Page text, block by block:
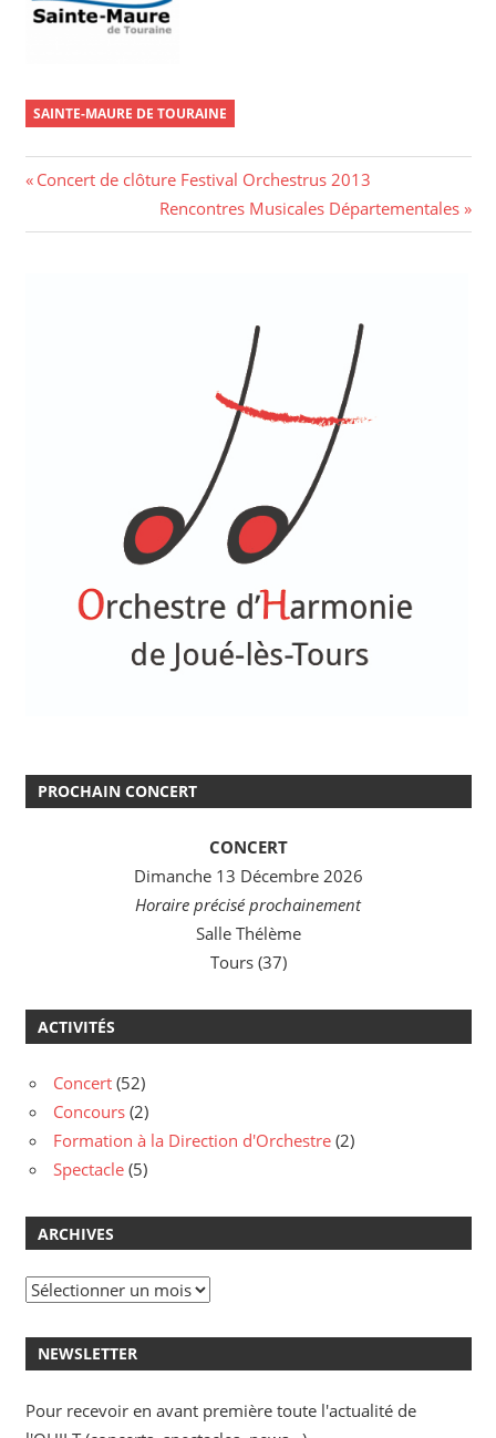
SAINTE-MAURE DE TOURAINE
Navigation
de
Previous
Concert de clôture Festival Orchestrus 2013
Next
Post:
Rencontres Musicales Départementales
PROCHAIN CONCERT
CONCERT
Dimanche 13 Décembre 2026
Horaire précisé prochainement
Salle Thélème
Tours (37)
ACTIVITÉS
Concert (52)
Concours (2)
Formation à la Direction d'Orchestre (2)
Spectacle (5)
ARCHIVES
Archives
NEWSLETTER
Pour recevoir en avant première toute l'actualité de